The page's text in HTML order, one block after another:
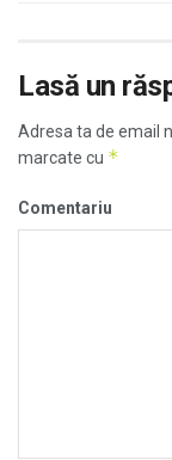
Lasă un
Adresa ta de email
marcate cu *
Comentariu